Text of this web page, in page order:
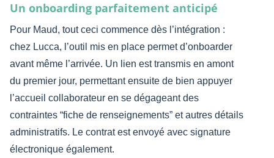
Un onboarding parfaitement anticipé
Pour Maud, tout ceci commence dès l’intégration :
chez Lucca, l’outil mis en place permet d’onboarder
avant même l’arrivée. Un lien est transmis en amont
du premier jour, permettant ensuite de bien appuyer
l’accueil collaborateur en se dégageant des
contraintes “fiche de renseignements” et autres détails
administratifs. Le contrat est envoyé avec signature
électronique également.